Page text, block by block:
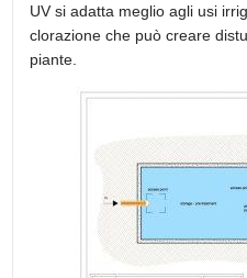
UV si adatta meglio agli usi
clorazione che può creare
piante.